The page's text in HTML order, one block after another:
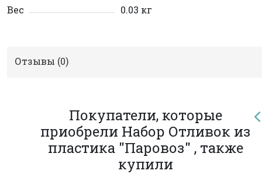
Вес 0.03 кг
Отзывы (0)
Покупатели, которые
приобрели Набор Отливок из
пластика "Паровоз" , также
купили